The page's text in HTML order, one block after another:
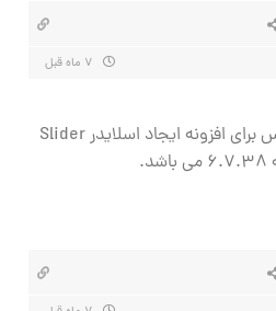
فعلا آخرین نسخه در دسترس برای افزونه ایجاد اسلایدر Slider